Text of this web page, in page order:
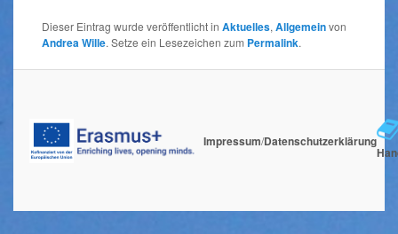
Dieser Eintrag wurde veröffentlicht in Aktuelles, Allgemeinvon
Andrea Wille. Setze ein Lesezeichen zum Permalink.
Impressum/Datenschutzerklärung